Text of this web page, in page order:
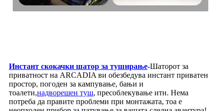
Инстант скокачки шатор за туширање-Шаторот за
приватност на ARCADIA ви обезбедува инстант приватен
простор, погоден за кампување, бањи и
тоалети,надворешен туш, пресоблекување итн. Нема
потреба да правите проблеми при монтажата, тоа е